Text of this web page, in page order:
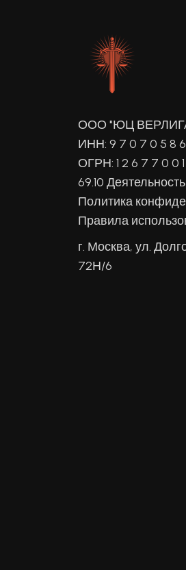
ООО "ЮЦ
ИНН: 9 7 0 7 0 5 8
ОГРН: 1 2 6 7 7 0 0 1
69.10
Политика
Правила
г. Москва, ул.
72Н/6